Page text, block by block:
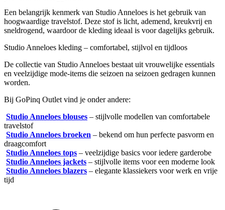
Een belangrijk kenmerk van Studio Anneloes is het gebruik van
hoogwaardige travelstof. Deze stof is licht, ademend, kreukvrij en
sneldrogend, waardoor de kleding ideaal is voor dagelijks gebruik.
Studio Anneloes kleding – comfortabel, stijlvol en tijdloos
De collectie van Studio Anneloes bestaat uit vrouwelijke essentials
en veelzijdige mode-items die seizoen na seizoen gedragen kunnen
worden.
Bij GoPinq Outlet vind je onder andere:
Studio Anneloes blouses – stijlvolle modellen van comfortabele
travelstof
Studio Anneloes broeken – bekend om hun perfecte pasvorm en
draagcomfort
Studio Anneloes tops – veelzijdige basics voor iedere garderobe
Studio Anneloes jackets – stijlvolle items voor een moderne look
Studio Anneloes blazers – elegante klassiekers voor werk en vrije
tijd